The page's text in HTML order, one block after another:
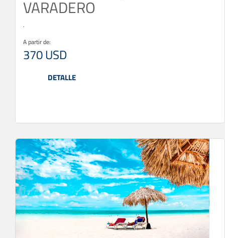
VARADERO
.
A partir de:
370 USD
DETALLE